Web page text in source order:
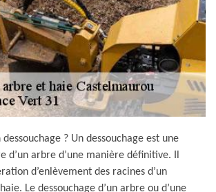
dessouchage ? Un dessouchage est une
d’un arbre d’une manière définitive. Il
d’enlèvement des racines d’un
Le dessouchage d’un arbre ou d’une